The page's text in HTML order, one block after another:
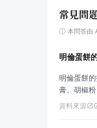
常見問
ⓘ 本問答由
明倫蛋餅
明倫蛋餅
膏、胡椒粉
資料來源